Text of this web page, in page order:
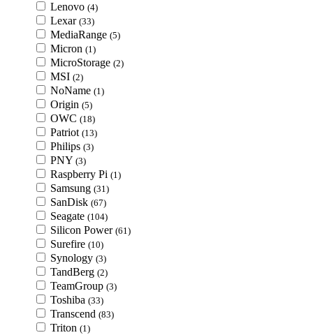
Lenovo (4)
Lexar (33)
MediaRange (5)
Micron (1)
MicroStorage (2)
MSI (2)
NoName (1)
Origin (5)
OWC (18)
Patriot (13)
Philips (3)
PNY (3)
Raspberry Pi (1)
Samsung (31)
SanDisk (67)
Seagate (104)
Silicon Power (61)
Surefire (10)
Synology (3)
TandBerg (2)
TeamGroup (3)
Toshiba (33)
Transcend (83)
Triton (1)